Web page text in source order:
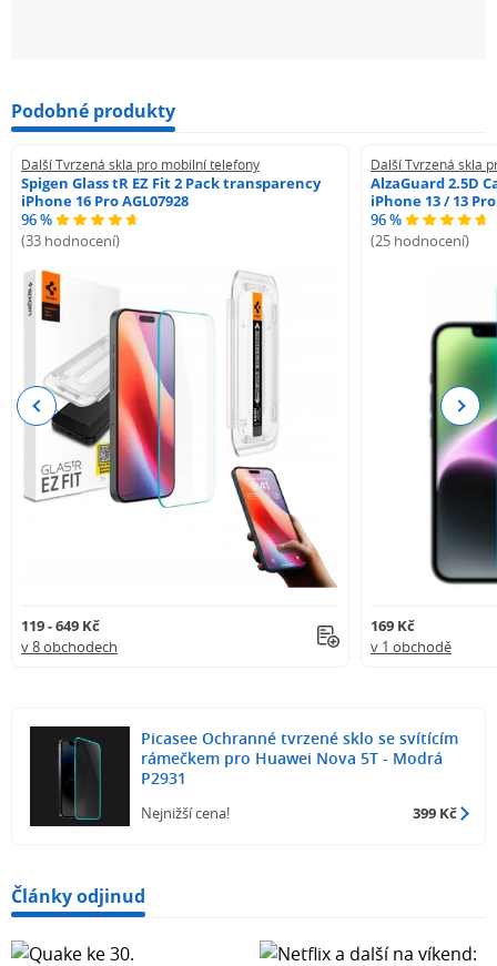
Podobné produkty
Další Tvrzená skla pro mobilní telefony
Spigen Glass tR EZ Fit 2 Pack transparency
iPhone 16 Pro AGL07928
96 %
(33 hodnocení)
119 - 649 Kč
v 8 obchodech
Další Tvrzená skla
AlzaGuard 2.5D
iPhone 13 / 13 Pro
96 %
(25 hodnocení)
169 Kč
v 1 obchodě
Previous Next
Picasee Ochranné tvrzené sklo se svítícím
rámečkem pro Huawei Nova 5T - Modrá
P2931
Nejnižší cena! 399 Kč
Články odjinud